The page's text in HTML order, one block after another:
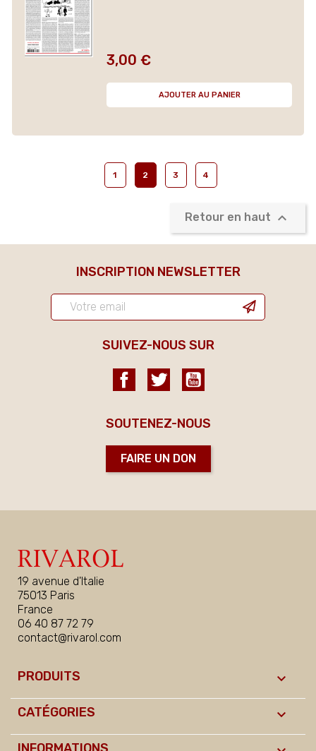
Prix
3,00 €
AJOUTER AU PANIER
1 2 3 4
Retour en haut 
INSCRIPTION NEWSLETTER
SUIVEZ-NOUS SUR
FacebookTwitter
SOUTENEZ-NOUS
FAIRE UN DON
19 avenue d'Italie
75013 Paris
France
06 40 87 72 79
contact@rivarol.com
PRODUITS 
CATÉGORIES 